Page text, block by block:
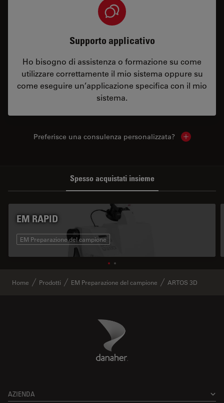
Supporto applicativo
Ho bisogno di assistenza o formazione su come
utilizzare correttamente il mio sistema oppure su
come eseguire un’applicazione specifica con il mio
sistema.
Preferisce una consulenza personalizzata? Show local
Spesso acquistati insieme
EM RAPID
EM Preparazione del campione
Home Prodotti EM Preparazione del campione ARTOS 3D
Danaher Logo
AZIENDA